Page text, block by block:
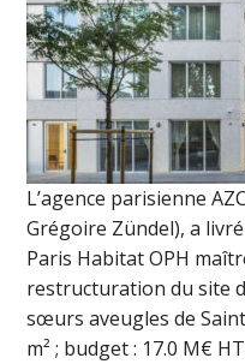
L’agence parisienne
Grégoire Zündel), a
Paris Habitat OPH
restructuration du site
sœurs aveugles de
m² ; budget : 17.0 M€